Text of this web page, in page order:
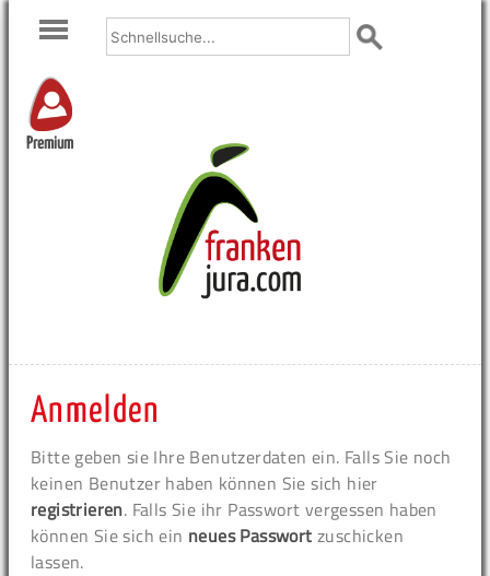
Premium
Anmelden
Bitte geben sie Ihre Benutzerdaten ein. Falls Sie noch
keinen Benutzer haben können Sie sich hier
registrieren. Falls Sie ihr Passwort vergessen haben
können Sie sich ein neues Passwort zuschicken
lassen.